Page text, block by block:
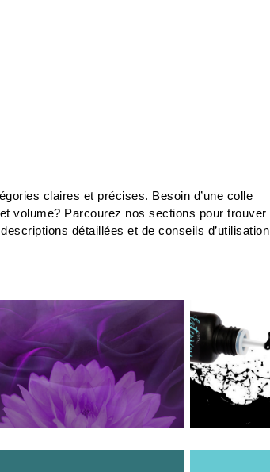
claires et précises. Besoin d’une colle
volume? Parcourez nos sections pour trouver
détaillées et de conseils d’utilisation